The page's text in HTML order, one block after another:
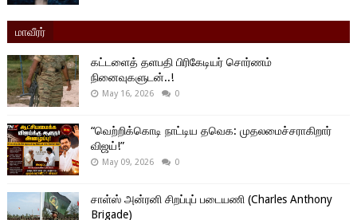
மாவீரர்
கட்டளைத் தளபதி பிரிகேடியர் சொர்ணம்
நினைவுகளுடன்..!
May 16, 2026 0
“வெற்றிக்கொடி நாட்டிய தவெக: முதலமைச்சராகிறார்
விஜய்!”
May 09, 2026 0
சாள்ஸ் அன்ரனி சிறப்புப் படையணி (Charles Anthony
Brigade)